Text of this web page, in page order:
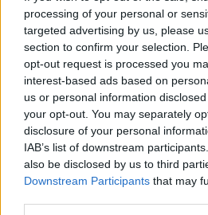
processing of your personal or
targeted advertising by us, please
section to confirm your selection.
opt-out request is processed you
interest-based ads based on
us or personal information
your opt-out. You may separately
disclosure of your personal
IAB’s list of downstream
also be disclosed by us to third
Downstream Participants that may
a böngésző:
A 20.000 dolláros díj
Chrome-tól független
Windows sebezhetőséget
40.000 dollár jár, ha
Chrome-ot érinti, de a
jogkörrel történő
hibáját is ki kellett
A 60.000 dolláros fődíj
teljes felhasználói
hibákkal érte el a támadó.